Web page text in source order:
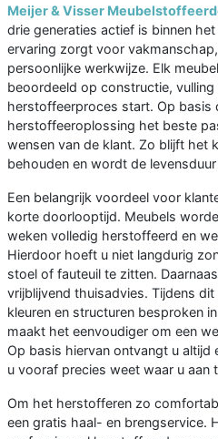
Meijer & Visser
drie generaties actief is binnen
ervaring zorgt voor
persoonlijke werkwijze. Elk
beoordeeld op constructie,
herstoffeerproces start. Op basis
herstoffeeroplossing het beste
wensen van de klant. Zo blijft het
behouden en wordt de
Een belangrijk voordeel voor
korte doorlooptijd. Meubels
weken volledig herstoffeerd en
Hierdoor hoeft u niet langdurig
stoel of fauteuil te zitten.
vrijblijvend thuisadvies. Tijdens
kleuren en structuren besproken
maakt het eenvoudiger om een
Op basis hiervan ontvangt u altijd
u vooraf precies weet waar u aan
Om het herstofferen zo
een gratis haal- en brengservice.